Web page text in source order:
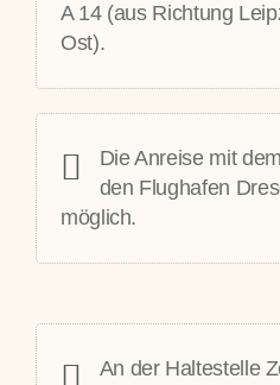
A 14 (aus Richtung
Ost).
Die Anreise mit dem
den Flughafen
möglich.
An der Haltestelle